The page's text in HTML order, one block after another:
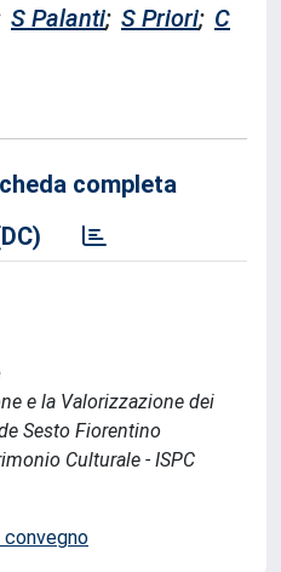
S Palanti; S Priori; C
completa
e la Valorizzazione dei
Sesto Fiorentino
Culturale - ISPC